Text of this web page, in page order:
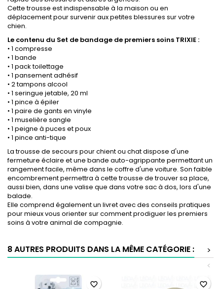
Cette trousse est indispensable à la maison ou en
déplacement pour survenir aux petites blessures sur votre
chien.
Le contenu du Set de bandage de premiers soins TRIXIE :
• 1 compresse
• 1 bande
• 1 pack toilettage
• 1 pansement adhésif
• 2 tampons alcool
• 1 seringue jetable, 20 ml
• 1 pince à épiler
• 1 paire de gants en vinyle
• 1 muselière sangle
• 1 peigne à puces et poux
• 1 pince anti-tique
La trousse de secours pour chient ou chat dispose d'une
fermeture éclaire et une bande auto-agrippante permettant un
rangement facile, même dans le coffre d'une voiture. Son faible
encombrement permettra à cette trousse de trouver sa place,
aussi bien, dans une valise que dans votre sac à dos, lors d'une
balade.
Elle comprend également un livret avec des conseils pratiques
pour mieux vous orienter sur comment prodiguer les premiers
soins à votre animal de compagnie.
8 AUTRES PRODUITS DANS LA MÊME CATÉGORIE :
>
<
favorite_border favorite_border